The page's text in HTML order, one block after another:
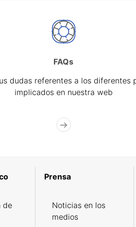
FAQs
dudas referentes a los diferentes
implicados en nuestra web
de
Prensa
Noticias en los
medios